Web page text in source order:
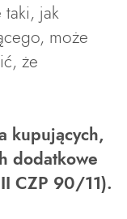
taki, jak
może
że
kupujących,
dodatkowe
CZP 90/11).